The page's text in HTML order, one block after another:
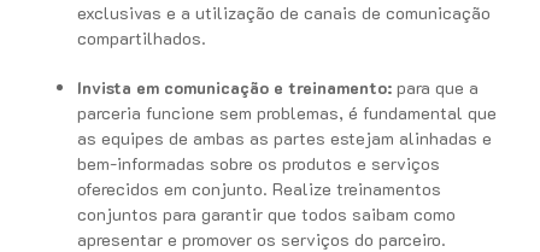
exclusivas e a utilização de canais de comunicação
compartilhados.
Invista em comunicação e treinamento: para que a
parceria funcione sem problemas, é fundamental que
as equipes de ambas as partes estejam alinhadas e
bem-informadas sobre os produtos e serviços
oferecidos em conjunto. Realize treinamentos
conjuntos para garantir que todos saibam como
apresentar e promover os serviços do parceiro.